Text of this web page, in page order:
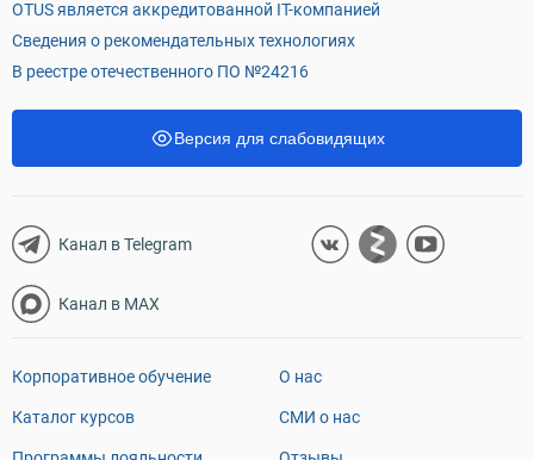
OTUS является аккредитованной IT-компанией
Сведения о рекомендательных технологиях
В реестре отечественного ПО №24216
Версия для слабовидящих
Канал в Telegram
Канал в MAX
Корпоративное обучение
Каталог курсов
О нас
СМИ о нас